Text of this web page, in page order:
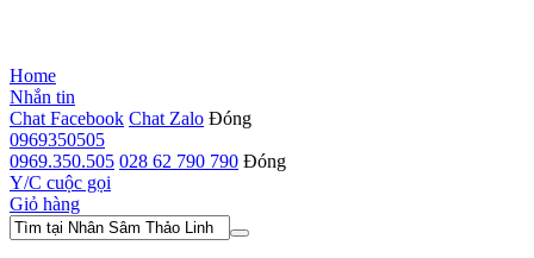
Home
Nhắn tin
Chat Facebook Chat Zalo Đóng
0969350505
0969.350.505 028 62 790 790 Đóng
Y/C cuộc gọi
Giỏ hàng